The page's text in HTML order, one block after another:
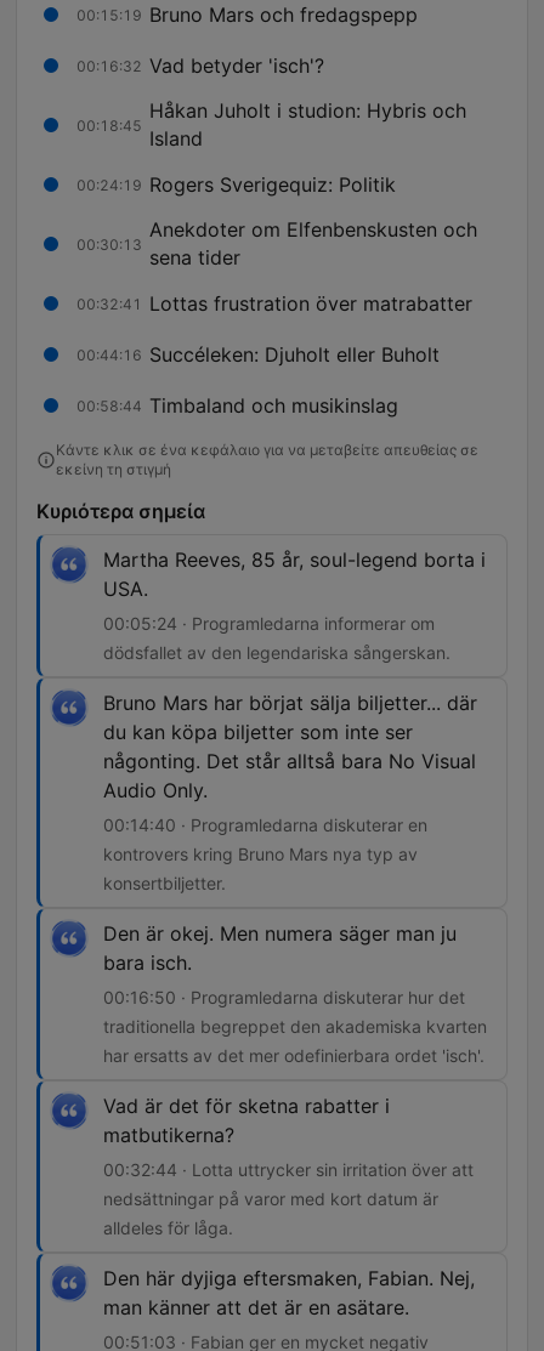
00:15:19 Bruno Mars och fredagspepp
00:16:32 Vad betyder 'isch'?
00:18:45
Håkan Juholt i studion: Hybris och
Island
00:24:19 Rogers Sverigequiz: Politik
00:30:13
Anekdoter om Elfenbenskusten och
sena tider
00:32:41 Lottas frustration över matrabatter
00:44:16 Succéleken: Djuholt eller Buholt
00:58:44 Timbaland och musikinslag
Κάντε κλικ σε ένα κεφάλαιο για να μεταβείτε απευθείας σε
εκείνη τη στιγμή
Κυριότερα σημεία
Martha Reeves, 85 år, soul-legend borta i
USA.
00:05:24 · Programledarna informerar om
dödsfallet av den legendariska sångerskan.
Bruno Mars har börjat sälja biljetter... där
du kan köpa biljetter som inte ser
någonting. Det står alltså bara No Visual
Audio Only.
00:14:40 · Programledarna diskuterar en
kontrovers kring Bruno Mars nya typ av
konsertbiljetter.
Den är okej. Men numera säger man ju
bara isch.
00:16:50 · Programledarna diskuterar hur det
traditionella begreppet den akademiska kvarten
har ersatts av det mer odefinierbara ordet 'isch'.
Vad är det för sketna rabatter i
matbutikerna?
00:32:44 · Lotta uttrycker sin irritation över att
nedsättningar på varor med kort datum är
alldeles för låga.
Den här dyjiga eftersmaken, Fabian. Nej,
man känner att det är en asätare.
00:51:03 · Fabian ger en mycket negativ